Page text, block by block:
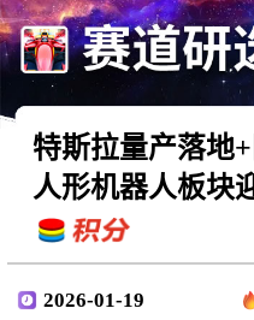
特斯拉量产落地
人形机器人板块
2026-01-19